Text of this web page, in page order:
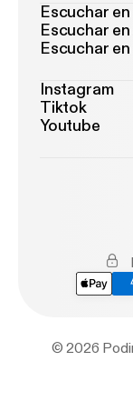
Escuchar
Escuchar
Escuchar
Instagram
Tiktok
Youtube
© 2026